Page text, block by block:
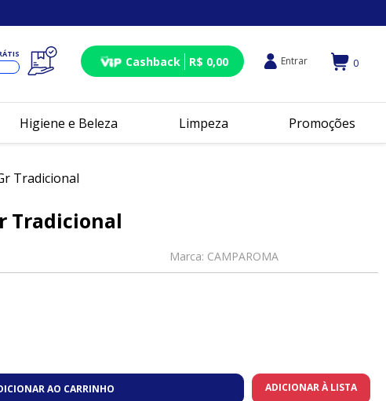
Cashback R$ 0,00 Entrar 0
Higiene e Beleza Limpeza Promoções
Tradicional
Tradicional
Marca: CAMPAROMA
AO CARRINHO ADICIONAR À LISTA